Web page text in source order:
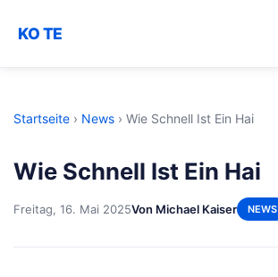
KO TE
Startseite › News › Wie Schnell Ist Ein Hai
Wie Schnell Ist Ein Hai
Freitag, 16. Mai 2025Von Michael Kaiser NEWS